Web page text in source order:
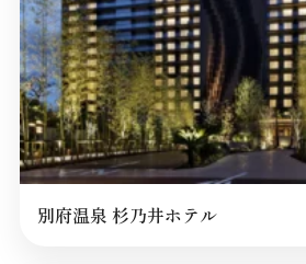
別府温泉 杉乃井ホテル